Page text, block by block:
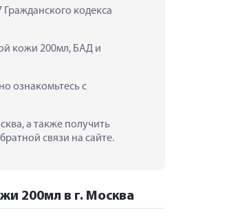
кодекса
кожи 200мл, БАД и
ознакомьтесь с
а также получить
связи на сайте.
200мл в г. Москва